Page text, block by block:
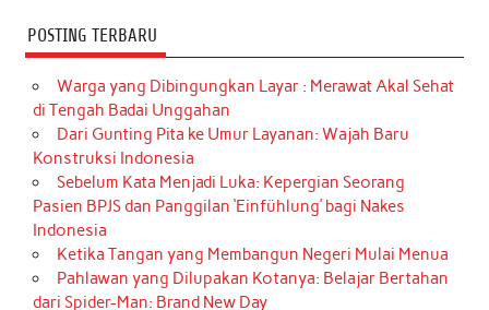
POSTING TERBARU
Warga yang Dibingungkan Layar : Merawat Akal Sehat
di Tengah Badai Unggahan
Dari Gunting Pita ke Umur Layanan: Wajah Baru
Konstruksi Indonesia
Sebelum Kata Menjadi Luka: Kepergian Seorang
Pasien BPJS dan Panggilan ‘Einfühlung’ bagi Nakes
Indonesia
Ketika Tangan yang Membangun Negeri Mulai Menua
Pahlawan yang Dilupakan Kotanya: Belajar Bertahan
dari Spider-Man: Brand New Day